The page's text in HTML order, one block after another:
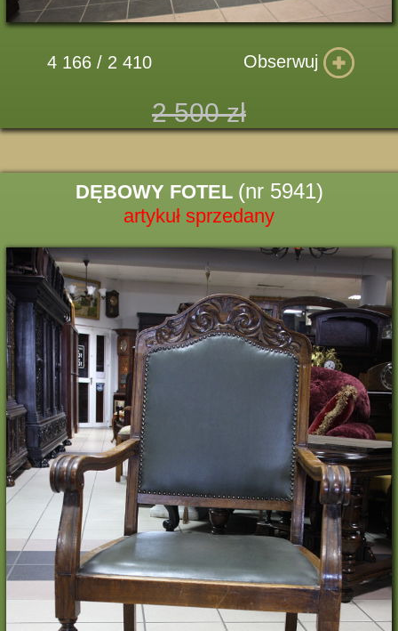
4 166 / 2 410 Obserwuj
2 500 zł
DĘBOWY FOTEL (nr 5941)
artykuł sprzedany